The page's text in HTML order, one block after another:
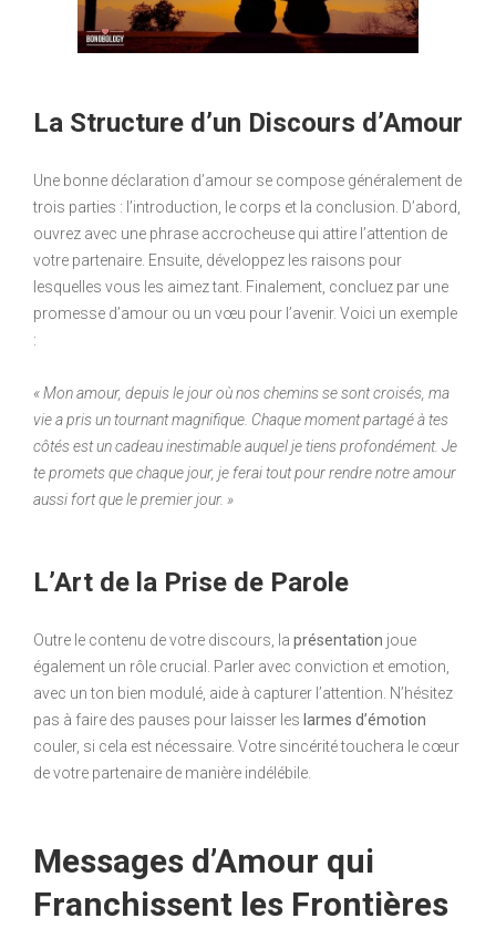
La Structure d’un Discours d’Amour
Une bonne déclaration d’amour se compose généralement de
trois parties : l’introduction, le corps et la conclusion. D’abord,
ouvrez avec une phrase accrocheuse qui attire l’attention de
votre partenaire. Ensuite, développez les raisons pour
lesquelles vous les aimez tant. Finalement, concluez par une
promesse d’amour ou un vœu pour l’avenir. Voici un exemple
:
« Mon amour, depuis le jour où nos chemins se sont croisés, ma
vie a pris un tournant magnifique. Chaque moment partagé à tes
côtés est un cadeau inestimable auquel je tiens profondément. Je
te promets que chaque jour, je ferai tout pour rendre notre amour
aussi fort que le premier jour. »
L’Art de la Prise de Parole
Outre le contenu de votre discours, la présentation joue
également un rôle crucial. Parler avec conviction et emotion,
avec un ton bien modulé, aide à capturer l’attention. N’hésitez
pas à faire des pauses pour laisser les larmes d’émotion
couler, si cela est nécessaire. Votre sincérité touchera le cœur
de votre partenaire de manière indélébile.
Messages d’Amour qui
Fran­chissent les Frontières